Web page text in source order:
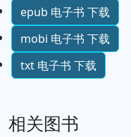
epub 电子书 下载
mobi 电子书 下载
txt 电子书 下载
相关图书